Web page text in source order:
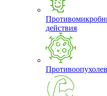
действия